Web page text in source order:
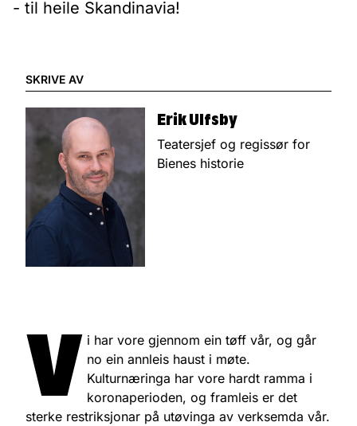
- til heile Skandinavia!
SKRIVE AV
Erik Ulfsby
Teatersjef og regissør for
Bienes historie
V i har vore gjennom ein tøff vår, og går
no ein annleis haust i møte.
Kulturnæringa har vore hardt ramma i
koronaperioden, og framleis er det
sterke restriksjonar på utøvinga av verksemda vår.